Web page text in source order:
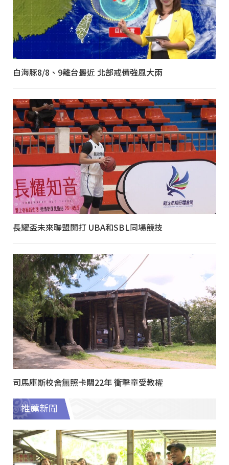
白海豚8/8、9離台最近 北部戒備強風大雨
長耀盃未來聯盟開打 UBA和SBL同場競技
司馬庫斯校舍無照卡關22年 衝擊童受教權
推薦新聞